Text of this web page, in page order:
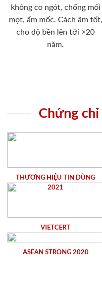
không co ngót, chống mối
mọt, ẩm mốc. Cách âm tốt,
cho độ bền lên tới >20
năm.
Chứng
THƯƠNG HIỆU TIN DÙNG
2021
VIETCERT
ASEAN STRONG 2020